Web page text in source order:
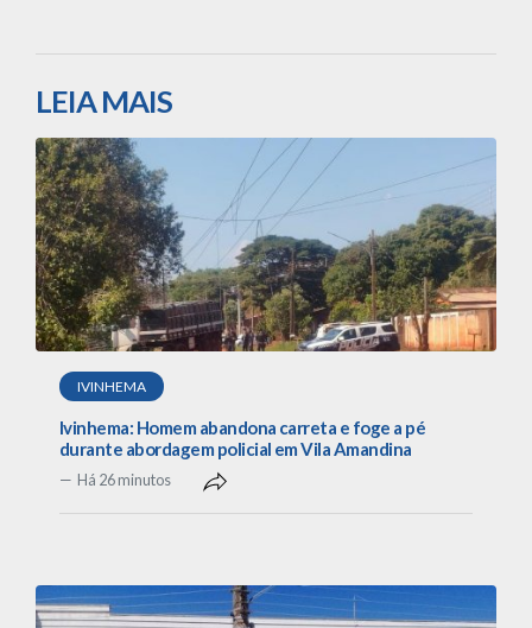
LEIA MAIS
IVINHEMA
Ivinhema: Homem abandona carreta e foge a pé
durante abordagem policial em Vila Amandina
Há 26 minutos